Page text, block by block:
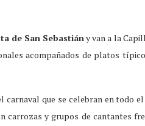
de San Sebastiány van a la
acompañados de platos
que se celebran en todo
y grupos de cantantes